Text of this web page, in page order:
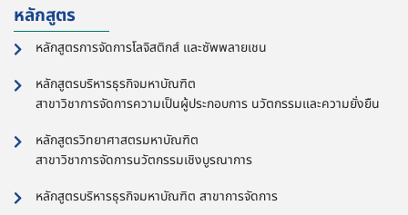
หลักสูตร
หลักสูตรการจัดการโลจิสติกส์ และซัพพลายเชน
หลักสูตรบริหารธุรกิจมหาบัณฑิต
สาขาวิชาการจัดการความเป็นผู้ประกอบการ นวัตกรรมและความยั่งยืน
หลักสูตรวิทยาศาสตรมหาบัณฑิต
สาขาวิชาการจัดการนวัตกรรมเชิงบูรณาการ
หลักสูตรบริหารธุรกิจมหาบัณฑิต สาขาการจัดการ